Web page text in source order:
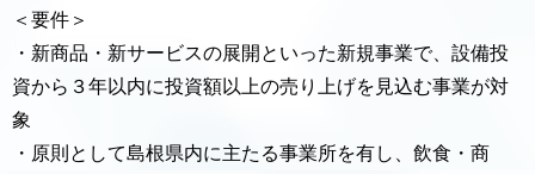
＜要件＞
・新商品・新サービスの展開といった新規事業で、設備投
資から３年以内に投資額以上の売り上げを見込む事業が対
象
・原則として島根県内に主たる事業所を有し、飲食・商